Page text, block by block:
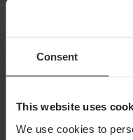
Consent
This website uses
We use cookies to
1